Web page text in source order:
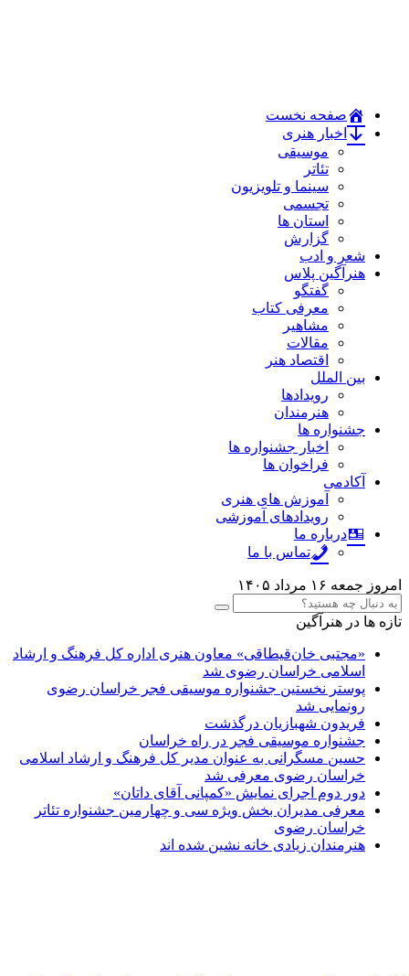
صفحه نخست
اخبار هنری
موسیقی
تئاتر
سینما و تلویزیون
تجسمی
استان ها
گزارش
شعر و ادب
هنرآگین پلاس
گفتگو
معرفی کتاب
مشاهیر
مقالات
اقتصاد هنر
بین الملل
رویدادها
هنرمندان
جشنواره ها
اخبار جشنواره ها
فراخوان ها
آکادمی
آموزش های هنری
رویدادهای آموزشی
درباره ما
تماس با ما
امروز جمعه ۱۶ مرداد ۱۴۰۵
تازه ها در هنرآگین
«مجتبی خان‌قیطاقی» معاون هنری اداره کل فرهنگ و ارشاد
اسلامی خراسان رضوی شد
پوستر نخستین جشنواره موسیقی فجر خراسان رضوی
رونمایی شد
فریدون شهبازیان درگذشت
جشنواره موسیقی فجر در راه خراسان
حسین مسگرانی به عنوان مدیر کل فرهنگ و ارشاد اسلامی
خراسان رضوی معرفی شد
دور دوم اجرای نمایش «کمپانی آقای داتان»
معرفی مدیران بخش ویژه سی و چهارمین جشنواره تئاتر
خراسان رضوی
هنرمندان زیادی خانه نشین شده اند